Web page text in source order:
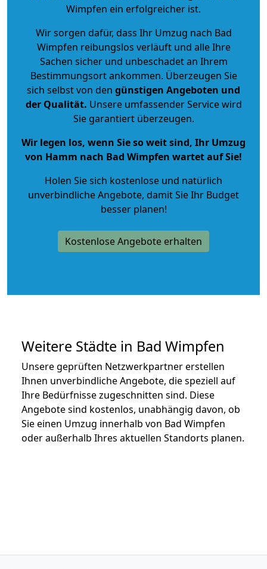
Wimpfen ein erfolgreicher ist.
Wir sorgen dafür, dass Ihr Umzug nach Bad
Wimpfen reibungslos verläuft und alle Ihre
Sachen sicher und unbeschadet an Ihrem
Bestimmungsort ankommen. Überzeugen Sie
sich selbst von den günstigen Angeboten und
der Qualität. Unsere umfassender Service wird
Sie garantiert überzeugen.
Wir legen los, wenn Sie so weit sind, Ihr Umzug
von Hamm nach Bad Wimpfen wartet auf Sie!
Holen Sie sich kostenlose und natürlich
unverbindliche Angebote, damit Sie Ihr Budget
besser planen!
Kostenlose Angebote erhalten
Weitere Städte in Bad Wimpfen
Unsere geprüften Netzwerkpartner erstellen
Ihnen unverbindliche Angebote, die speziell auf
Ihre Bedürfnisse zugeschnitten sind. Diese
Angebote sind kostenlos, unabhängig davon, ob
Sie einen Umzug innerhalb von Bad Wimpfen
oder außerhalb Ihres aktuellen Standorts planen.